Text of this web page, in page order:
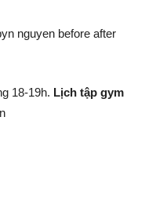
18-19h. Lịch tập gym